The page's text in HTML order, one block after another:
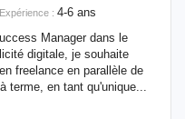
Expérience : 4-6 ans
Manager dans le
digitale, je souhaite
freelance en parallèle de
terme, en tant qu'unique...